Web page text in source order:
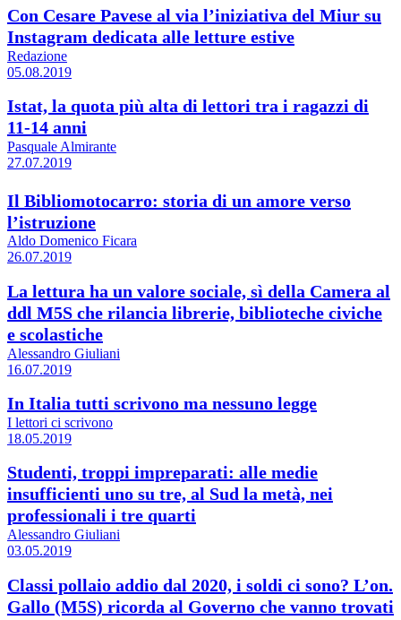
Con Cesare Pavese al via l’iniziativa del Miur su
Instagram dedicata alle letture estive
Redazione
05.08.2019
Istat, la quota più alta di lettori tra i ragazzi di
11-14 anni
Pasquale Almirante
27.07.2019
Il Bibliomotocarro: storia di un amore verso
l’istruzione
Aldo Domenico Ficara
26.07.2019
La lettura ha un valore sociale, sì della Camera al
ddl M5S che rilancia librerie, biblioteche civiche
e scolastiche
Alessandro Giuliani
16.07.2019
In Italia tutti scrivono ma nessuno legge
I lettori ci scrivono
18.05.2019
Studenti, troppi impreparati: alle medie
insufficienti uno su tre, al Sud la metà, nei
professionali i tre quarti
Alessandro Giuliani
03.05.2019
Classi pollaio addio dal 2020, i soldi ci sono? L’on.
Gallo (M5S) ricorda al Governo che vanno trovati